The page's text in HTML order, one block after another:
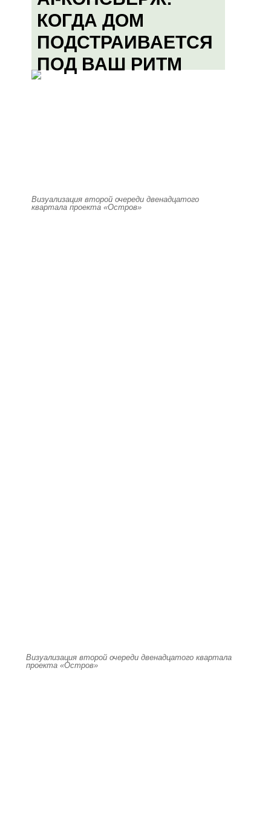
КОГДА ДОМ
ПОДСТРАИВАЕТСЯ
ПОД ВАШ РИТМ
Визуализация второй очереди двенадцатого
квартала проекта «Остров»
Визуализация второй очереди двенадцатого квартала
проекта «Остров»